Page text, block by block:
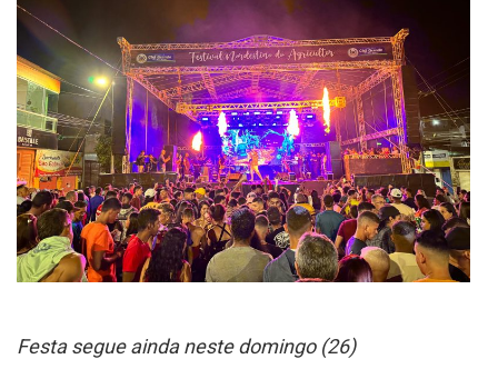
Festa segue ainda neste domingo (26)